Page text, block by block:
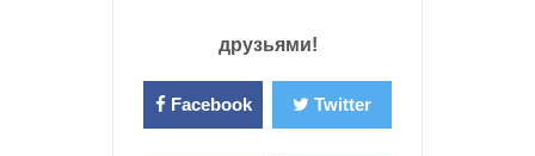
друзьями!
Facebook Twitter